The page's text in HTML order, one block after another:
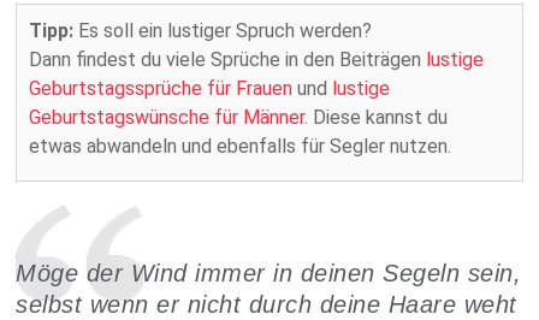
Tipp: Es soll ein lustiger Spruch werden?
Dann findest du viele Sprüche in den Beiträgen lustige
Geburtstagssprüche für Frauen und lustige
Geburtstagswünsche für Männer. Diese kannst du
etwas abwandeln und ebenfalls für Segler nutzen.
Möge der Wind immer in deinen Segeln sein,
selbst wenn er nicht durch deine Haare weht